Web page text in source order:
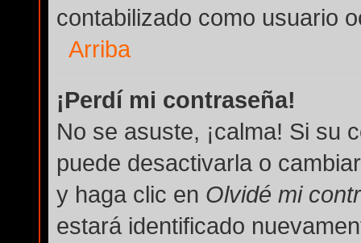
contabilizado como usuario
Arriba
¡Perdí mi contraseña!
No se asuste, ¡calma! Si su
puede desactivarla o
y haga clic en Olvidé mi
estará identificado